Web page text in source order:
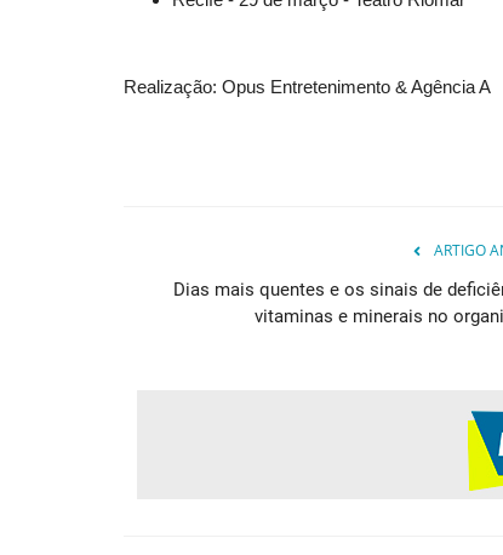
Realização: Opus Entretenimento & Agência A
ARTIGO
Dias mais quentes e os sinais de
vitaminas e minerais no